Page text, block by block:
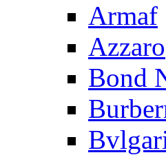
Armaf
Azzaro
Bond